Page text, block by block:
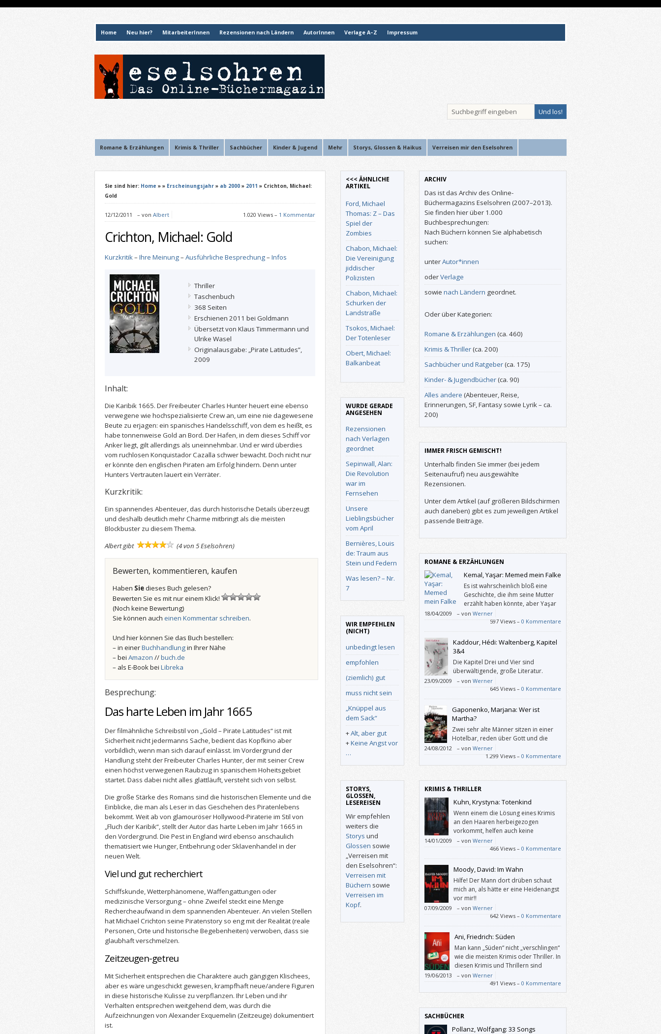
Home Neu hier? MitarbeiterInnen Rezensionen nach Ländern AutorInnen Verlage A–Z Impressum
Romane & Erzählungen Krimis & Thriller Sachbücher Kinder & Jugend Mehr Storys, Glossen & Haikus Verreisen mir den Eselsohren
Sie sind hier: Home » » Erscheinungsjahr » ab 2000 » 2011 » Crichton, Michael:
Gold
12/12/2011 – von Albert 1.020 Views – 1 Kommentar
Crichton, Michael: Gold
Kurzkritik– Ihre Meinung– Ausführliche Besprechung– Infos
Thriller
Taschenbuch
368 Seiten
Erschienen 2011 bei Goldmann
Übersetzt von Klaus Timmermann und
Ulrike Wasel
Originalausgabe: „Pirate Latitudes”,
2009
Inhalt:
Die Karibik 1665. Der Freibeuter Charles Hunter heuert eine ebenso
verwegene wie hochspezialisierte Crew an, um eine nie dagewesene
Beute zu erjagen: ein spanisches Handelsschiff, von dem es heißt, es
habe tonnenweise Gold an Bord. Der Hafen, in dem dieses Schiff vor
Anker liegt, gilt allerdings als uneinnehmbar. Und er wird überdies
vom ruchlosen Konquistador Cazalla schwer bewacht. Doch nicht nur
er könnte den englischen Piraten am Erfolg hindern. Denn unter
Hunters Vertrauten lauert ein Verräter.
Kurzkritik:
Ein spannendes Abenteuer, das durch historische Details überzeugt
und deshalb deutlich mehr Charme mitbringt als die meisten
Blockbuster zu diesem Thema.
Albert gibt
(4 von 5 Eselsohren)
Bewerten, kommentieren, kaufen
Haben Siedieses Buch gelesen?
Bewerten Sie es mit nur einem Klick!
(Noch keine Bewertung)
Sie können auch einen Kommentar schreiben.
Und hier können Sie das Buch bestellen:
– in einerBuchhandlungin Ihrer Nähe
– bei Amazon //buch.de
– als E-Book bei Libreka
Besprechung:
Das harte Leben im Jahr 1665
Der filmähnliche Schreibstil von „Gold – Pirate Latitudes“ ist mit
Sicherheit nicht jedermanns Sache, bedient das Kopfkino aber
vorbildlich, wenn man sich darauf einlässt. Im Vordergrund der
Handlung steht der Freibeuter Charles Hunter, der mit seiner Crew
einen höchst verwegenen Raubzug in spanischem Hoheitsgebiet
startet. Dass dabei nicht alles glattläuft, versteht sich von selbst.
Die große Stärke des Romans sind die historischen Elemente und die
Einblicke, die man als Leser in das Geschehen des Piratenlebens
bekommt. Weit ab von glamouröser Hollywood-Piraterie im Stil von
„Fluch der Karibik“, stellt der Autor das harte Leben im Jahr 1665 in
den Vordergrund. Die Pest in England wird ebenso anschaulich
thematisiert wie Hunger, Entbehrung oder Sklavenhandel in der
neuen Welt.
Viel und gut recherchiert
Schiffskunde, Wetterphänomene, Waffengattungen oder
medizinische Versorgung – ohne Zweifel steckt eine Menge
Rechercheaufwand in dem spannenden Abenteuer. An vielen Stellen
hat Michael Crichton seine Piratenstory so eng mit der Realität (reale
Personen, Orte und historische Begebenheiten) verwoben, dass sie
glaubhaft verschmelzen.
Zeitzeugen-getreu
Mit Sicherheit entsprechen die Charaktere auch gängigen Klischees,
aber es wäre ungeschickt gewesen, krampfhaft neue/andere Figuren
in diese historische Kulisse zu verpflanzen. Ihr Leben und ihr
Verhalten entsprechen weitgehend dem, was durch die
Aufzeichnungen von Alexander Exquemelin (Zeitzeuge) dokumentiert
ist.
<<< ÄHNLICHE
ARTIKEL
Ford, Michael
Thomas: Z – Das
Spiel der
Zombies
Chabon, Michael:
Die Vereinigung
jiddischer
Polizisten
Chabon, Michael:
Schurken der
Landstraße
Tsokos, Michael:
Der Totenleser
Obert, Michael:
Balkanbeat
WURDE GERADE
ANGESEHEN
Rezensionen
nach Verlagen
geordnet
Sepinwall, Alan:
Die Revolution
war im
Fernsehen
Unsere
Lieblingsbücher
vom April
Bernières, Louis
de: Traum aus
Stein und Federn
Was lesen? – Nr.
7
WIR EMPFEHLEN
(NICHT)
unbedingt lesen
empfohlen
(ziemlich) gut
muss nicht sein
„Knüppel aus
dem Sack“
+Alt, aber gut
+Keine Angst vor
…
STORYS,
GLOSSEN,
LESEREISEN
Wir empfehlen
weiters die
Storys und
Glossen sowie
„Verreisen mit
den Eselsohren“:
Verreisen mit
Büchern sowie
Verreisen im
Kopf.
ARCHIV
Das ist das Archiv des Online-
Büchermagazins Eselsohren (2007–2013).
Sie finden hier über 1.000
Buchbesprechungen:
Nach Büchern können Sie alphabetisch
suchen:
unterAutor*innen
oderVerlage
sowie nach Ländern geordnet.
Oder über Kategorien:
Romane & Erzählungen (ca. 460)
Krimis & Thriller(ca. 200)
Sachbücher und Ratgeber(ca. 175)
Kinder- & Jugendbücher(ca. 90)
Alles andere (Abenteuer, Reise,
Erinnerungen, SF, Fantasy sowie Lyrik – ca.
200)
IMMER FRISCH GEMISCHT!
Unterhalb finden Sie immer (bei jedem
Seitenaufruf) neu ausgewählte
Rezensionen.
Unter dem Artikel (auf größeren Bildschirmen
auch daneben) gibt es zum jeweiligen Artikel
passende Beiträge.
ROMANE & ERZÄHLUNGEN
Kemal, Yaşar: Memed mein Falke
Es ist wahrscheinlich bloß eine
Geschichte, die ihm seine Mutter
erzählt haben könnte, aber Yaşar
Kemal hat daraus eine
archetypische Parabel über Unrecht und
Rebellion gemacht.
18/04/2009 – von Werner
597 Views – 0 Kommentare
Kaddour, Hédi: Waltenberg, Kapitel
3&4
Die Kapitel Drei und Vier sind
überwältigende, große Literatur.
23/09/2009 – von Werner
645 Views – 0 Kommentare
Gaponenko, Marjana: Wer ist
Martha?
Zwei sehr alte Männer sitzen in einer
Hotelbar, reden über Gott und die
Welt – und lästern über die anderen
Gäste. – Das wird uns mit „Wer ist Martha?“
versprochen, doch der Roman bietet erheblich
24/08/2012 – von Werner
1.299 Views – 0 Kommentare
KRIMIS & THRILLER
Kuhn, Krystyna: Totenkind
Wenn einem die Lösung eines Krimis
an den Haaren herbeigezogen
vorkommt, helfen auch keine
faszinierenden Figuren.
14/01/2009 – von Werner
466 Views – 0 Kommentare
Moody, David: Im Wahn
Hilfe! Der Mann dort drüben schaut
mich an, als hätte er eine Heidenangst
vor mir!!
07/09/2009 – von Werner
642 Views – 0 Kommentare
Ani, Friedrich: Süden
Man kann „Süden“ nicht „verschlingen“
wie die meisten Krimis oder Thriller. In
diesen Krimis und Thrillern sind
normale Menschen in der Regel
eindimensionale Nebenfiguren. In „Süden“ – und
das ist für mich eine zentrale Qualität – kommen
vor und haben so viel Tiefgang und ähnliche
Probleme wie wir alle.
19/06/2013 – von Werner
491 Views – 0 Kommentare
SACHBÜCHER
Pollanz, Wolfgang: 33 Songs